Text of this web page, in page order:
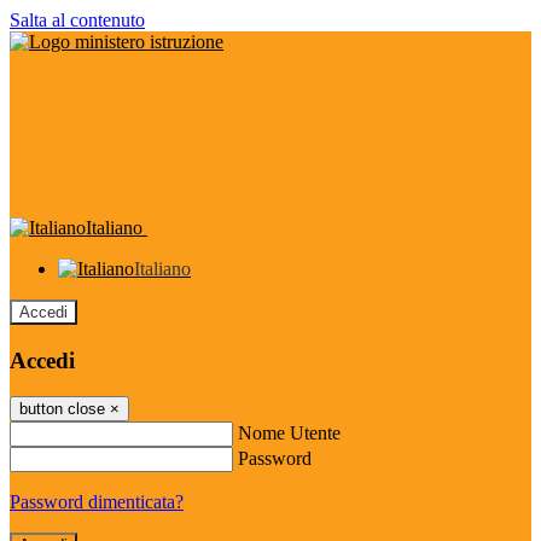
Salta al contenuto
Italiano
Italiano
Accedi
Accedi
button close ×
Nome Utente
Password
Password dimenticata?